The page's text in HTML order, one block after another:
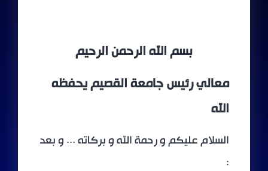
بسم الله الرحمن الرحيم
معالي رئيس جامعة القصيم يحفظه
الله
السلام عليكم و رحمة الله و بركاته ... و بعد
: